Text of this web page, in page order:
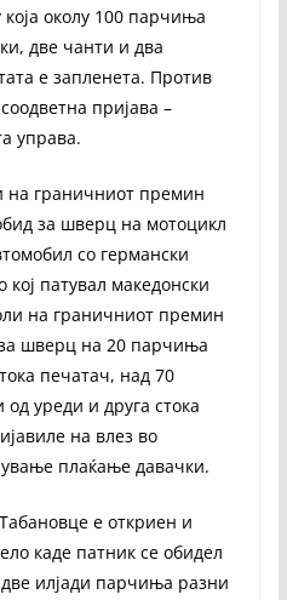
која околу 100 парчиња
две чанти и два
е запленета. Против
пријава –
управа.
на граничниот премин
за шверц на мотоцикл
со германски
кој патувал македонски
на граничниот премин
шверц на 20 парчиња
печатач, над 70
уреди и друга стока
на влез во
плаќање давачки.
е откриен и
каде патник се обидел
илјади парчиња разни